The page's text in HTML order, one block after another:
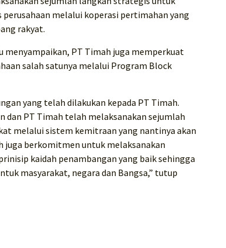
melalui koperasi pertimahan yang
rakyat.
PT Timah juga memperkuat
salah satunya melalui Program Block
yang telah dilakukan kepada PT Timah.
PT Timah telah melaksanakan sejumlah
melalui sistem kemitraan yang nantinya akan
berkomitmen untuk melaksanakan
kaidah penambangan yang baik sehingga
masyarakat, negara dan Bangsa,” tutup